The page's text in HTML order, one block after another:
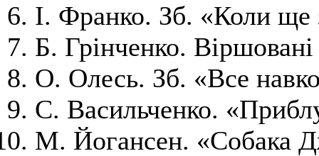
І. Франко. Зб. «Коли ще
Б. Грінченко.
О. Олесь. Зб. «Все
С. Васильченко.
М. Йогансен. «Собака